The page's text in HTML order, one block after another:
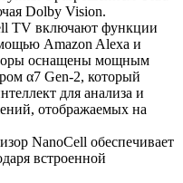
Dolby Vision.
TV включают функции
Amazon Alexa и
оснащены мощным
α7 Gen-2, который
для анализа и
отображаемых на
NanoCell обеспечивает
встроенной